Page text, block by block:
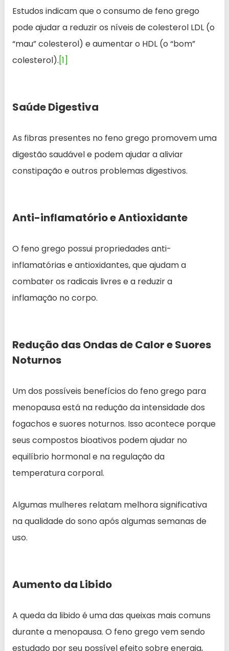
Estudos indicam que o consumo de feno grego
pode ajudar a reduzir os níveis de colesterol LDL (o
“mau” colesterol) e aumentar o HDL (o “bom”
colesterol).[1]
Saúde Digestiva
As fibras presentes no feno grego promovem uma
digestão saudável e podem ajudar a aliviar
constipação e outros problemas digestivos.
Anti-inflamatório e Antioxidante
O feno grego possui propriedades anti-
inflamatórias e antioxidantes, que ajudam a
combater os radicais livres e a reduzir a
inflamação no corpo.
Redução das Ondas de Calor e Suores
Noturnos
Um dos possíveis benefícios do feno grego para
menopausa está na redução da intensidade dos
fogachos e suores noturnos. Isso acontece porque
seus compostos bioativos podem ajudar no
equilíbrio hormonal e na regulação da
temperatura corporal.
Algumas mulheres relatam melhora significativa
na qualidade do sono após algumas semanas de
uso.
Aumento da Libido
A queda da libido é uma das queixas mais comuns
durante a menopausa. O feno grego vem sendo
estudado por seu possível efeito sobre energia,